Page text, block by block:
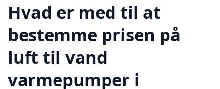
Hvad er med til at
bestemme prisen på
luft til vand
varmepumper i